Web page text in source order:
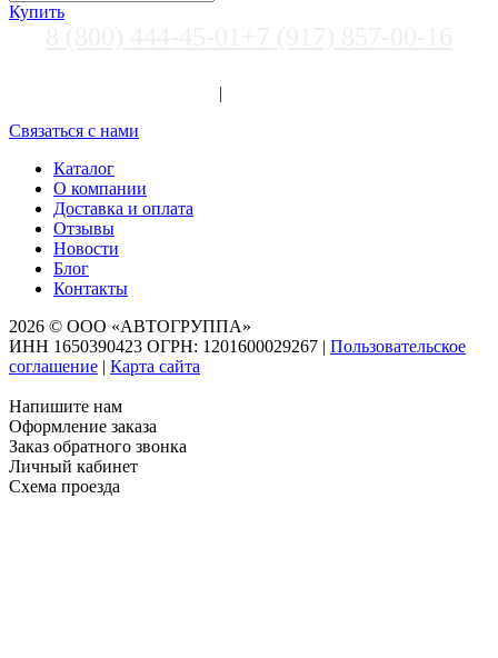
Купить
|
Связаться с нами
Каталог
О компании
Доставка и оплата
Отзывы
Новости
Блог
Контакты
2026 © ООО «АВТОГРУППА»
ИНН 1650390423 ОГРН: 1201600029267 | Пользовательское
соглашение | Карта сайта
Напишите нам
Оформление заказа
Заказ обратного звонка
Личный кабинет
Схема проезда